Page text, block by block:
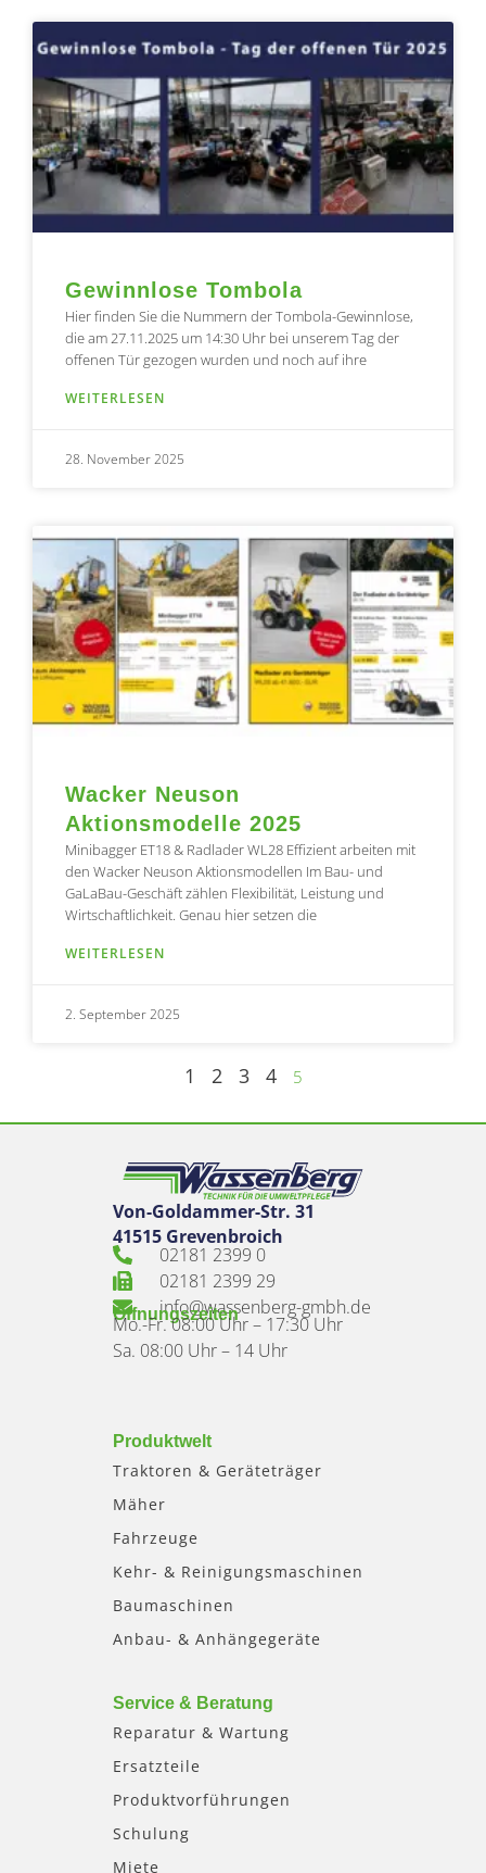
Gewinnlose Tombola
Hier finden Sie die Nummern der Tombola-Gewinnlose,
die am 27.11.2025 um 14:30 Uhr bei unserem Tag der
offenen Tür gezogen wurden und noch auf ihre
WEITERLESEN
28. November 2025
Wacker Neuson
Aktionsmodelle 2025
Minibagger ET18 & Radlader WL28 Effizient arbeiten mit
den Wacker Neuson Aktionsmodellen Im Bau- und
GaLaBau-Geschäft zählen Flexibilität, Leistung und
Wirtschaftlichkeit. Genau hier setzen die
WEITERLESEN
2. September 2025
Seite
1
Seite
2
Seite
3
Seite
4 5
Von-Goldammer-Str. 31
41515 Grevenbroich
02181 2399 0
02181 2399 29
info@wassenberg-gmbh.de
Öffnungszeiten
Mo.-Fr. 08:00 Uhr – 17:30 Uhr
Sa. 08:00 Uhr – 14 Uhr
Produktwelt
Traktoren & Geräteträger
Mäher
Fahrzeuge
Kehr- & Reinigungsmaschinen
Baumaschinen
Anbau- & Anhängegeräte
Service & Beratung
Reparatur & Wartung
Ersatzteile
Produktvorführungen
Schulung
Miete